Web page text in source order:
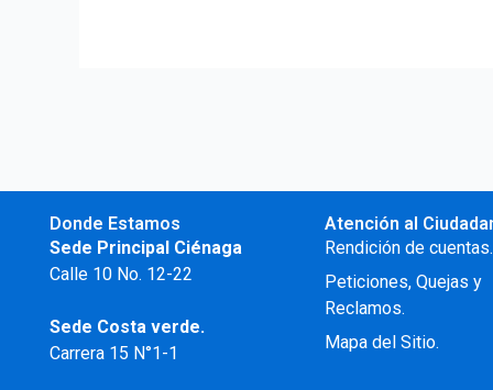
Donde Estamos
Sede Principal Ciénaga
Calle 10 No. 12-22
Sede Costa verde.
Carrera 15 N°1-1
Atención al
Rendición de cuentas.
Peticiones, Quejas y
Reclamos.
Mapa del Sitio.